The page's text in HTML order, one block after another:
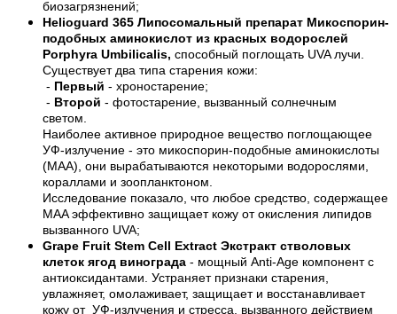
биозагрязнений;
Helioguard 365 Липосомальный препарат Микоспорин-
подобных аминокислот из красных водорослей
Porphyra Umbilicalis, способный поглощать UVA лучи.⠀
Существует два типа старения кожи:⠀
- Первый - хроностарение;⠀
- Второй - фотостарение, вызванный солнечным
светом.⠀
Наиболее активное природное вещество поглощающее
УФ-излучение - это микоспорин-подобные аминокислоты
(MAA), они вырабатываются некоторыми водорослями,
кораллами и зоопланктоном.⠀
Исследование показало, что любое средство, содержащее
MAA эффективно защищает кожу от окисления липидов
вызванного UVA;
Grape Fruit Stem Cell Extract Экстракт стволовых
клеток ягод винограда - мощный Anti-Age компонент с
антиоксидантами. Устраняет признаки старения,
увлажняет, омолаживает, защищает и восстанавливает
кожу от УФ-излучения и стресса, вызванного действием